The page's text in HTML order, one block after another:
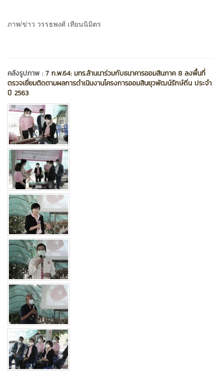
ภาพ/ข่าว วรรธพงศ์ เทียนนิมิตร
คลังรูปภาพ :7 ก.พ.64: มทร.ล้านนาร่วมกับธนาคารออมสินภาค 8 ลงพื้นที่
ตรวจเยี่ยมติดตามผลการดำเนินงานโครงการออมสินยุวพัฒน์รักษ์ถิ่น ประจำ
ปี 2563